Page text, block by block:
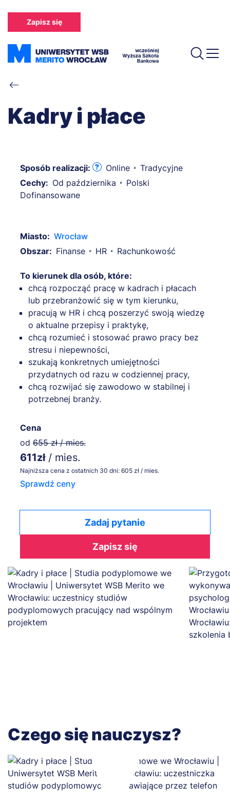
treści
Zapisz się
Ścieżka
nawigacyjna
Kadry i płace
Sposób realizacji: Online
Tradycyjne
Cechy: Od października
Polski
Dofinansowane
Miasto: Wrocław
Obszar: Finanse HR Rachunkowość
To kierunek dla osób, które:
chcą rozpocząć pracę w kadrach i płacach
lub przebranżowić się w tym kierunku,
pracują w HR i chcą poszerzyć swoją wiedzę
o aktualne przepisy i praktykę,
chcą rozumieć i stosować prawo pracy bez
stresu i niepewności,
szukają konkretnych umiejętności
przydatnych od razu w codziennej pracy,
chcą rozwijać się zawodowo w stabilnej i
potrzebnej branży.
Cena
od 655 zł / mies.
611zł / mies.
Najniższa cena z ostatnich 30 dni: 605 zł / mies.
Sprawdź ceny
Zadaj pytanie
Zapisz się
Czego się nauczysz?